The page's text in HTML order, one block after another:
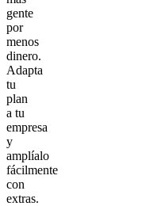
gente
por
menos
dinero.
Adapta
tu
plan
a tu
empresa
y
amplíalo
fácilmente
con
extras.